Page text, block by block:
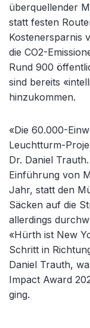
überquellender
statt festen
Kostenersparnis
die CO2-
Rund 900
sind bereits
hinzukommen.
«Die 60.000-
Leuchtturm-
Dr. Daniel
Einführung von
Jahr, statt den
Säcken auf die
allerdings
«Hürth ist New
Schritt in
Daniel Trauth,
Impact Award
ging.